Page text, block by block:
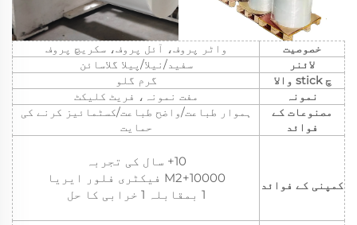
خصوصیت
واٹر پروف، آئل پروف، سکریچ پروف
لائنر
سفید/نیلا/پیلا گلاسائن
چ stick والا
گرم گلو
نمونہ
مفت نمونہ، فریٹ کلیکٹ
مصنوعات کے
فوائد
ہموار طباعت/واضح طباعت/کسٹمائیز کرنے کی
حمایت
کمپنی کے فوائد
10+ سال کی تجربہ
10000+M2 فیکٹری فلور ایریا
1 بمقابلہ 1 خرابی کا حل